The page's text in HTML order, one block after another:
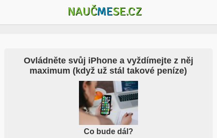
NAUČMESE.CZ
Ovládněte svůj iPhone a vyždímejte z něj
maximum (když už stál takové peníze)
Co bude dál?